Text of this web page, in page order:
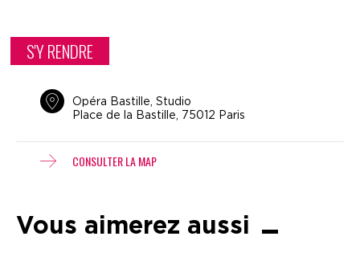
S'Y RENDRE
Opéra Bastille, Studio
Place de la Bastille, 75012 Paris
CONSULTER LA MAP
Vous aimerez aussi